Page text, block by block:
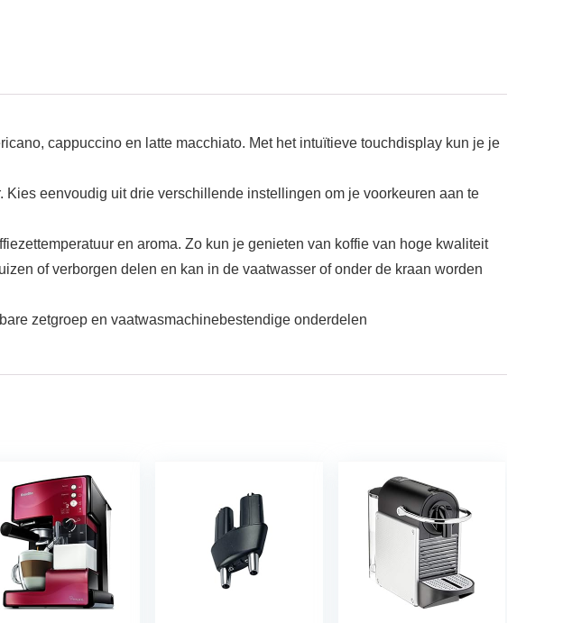
cappuccino en latte macchiato. Met het intuïtieve touchdisplay kun je je
eenvoudig uit drie verschillende instellingen om je voorkeuren aan te
en aroma. Zo kun je genieten van koffie van hoge kwaliteit
of verborgen delen en kan in de vaatwasser of onder de kraan worden
zetgroep en vaatwasmachinebestendige onderdelen